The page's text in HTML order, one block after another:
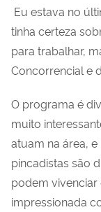
Eu estava no
tinha certeza
para trabalhar,
Concorrencial e
O programa é
muito
atuam na área,
pincadistas são
podem vivenciar
impressionada